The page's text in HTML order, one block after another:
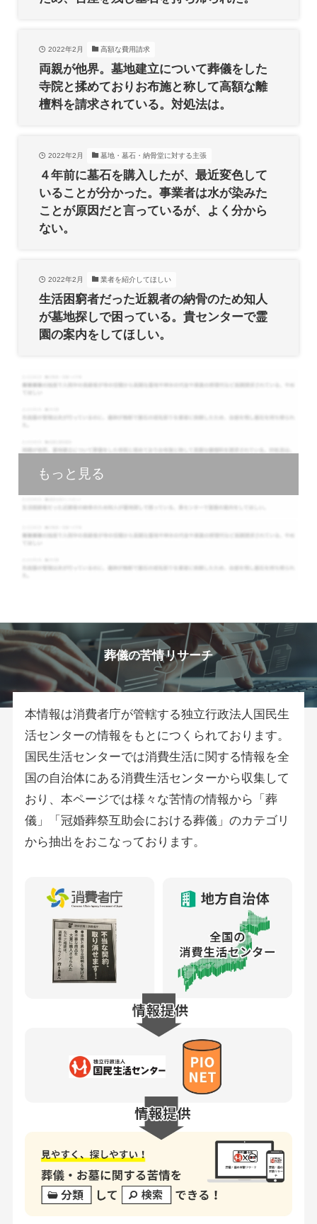
2022年2月 高額な費用請求
両親が他界。墓地建立について葬儀をした
寺院と揉めておりお布施と称して高額な離
檀料を請求されている。対処法は。
2022年2月 墓地・墓石・納骨堂に対する主張
４年前に墓石を購入したが、最近変色して
いることが分かった。事業者は水が染みた
ことが原因だと言っているが、よく分から
ない。
2022年2月 業者を紹介してほしい
生活困窮者だった近親者の納骨のため知人
が墓地探しで困っている。貴センターで霊
園の案内をしてほしい。
もっと見る
葬儀の苦情リサーチ
本情報は消費者庁が管轄する独立行政法人国民生
活センターの情報をもとにつくられております。
国民生活センターでは消費生活に関する情報を全
国の自治体にある消費生活センターから収集して
おり、本ページでは様々な苦情の情報から「葬
儀」「冠婚葬祭互助会における葬儀」のカテゴリ
から抽出をおこなっております。